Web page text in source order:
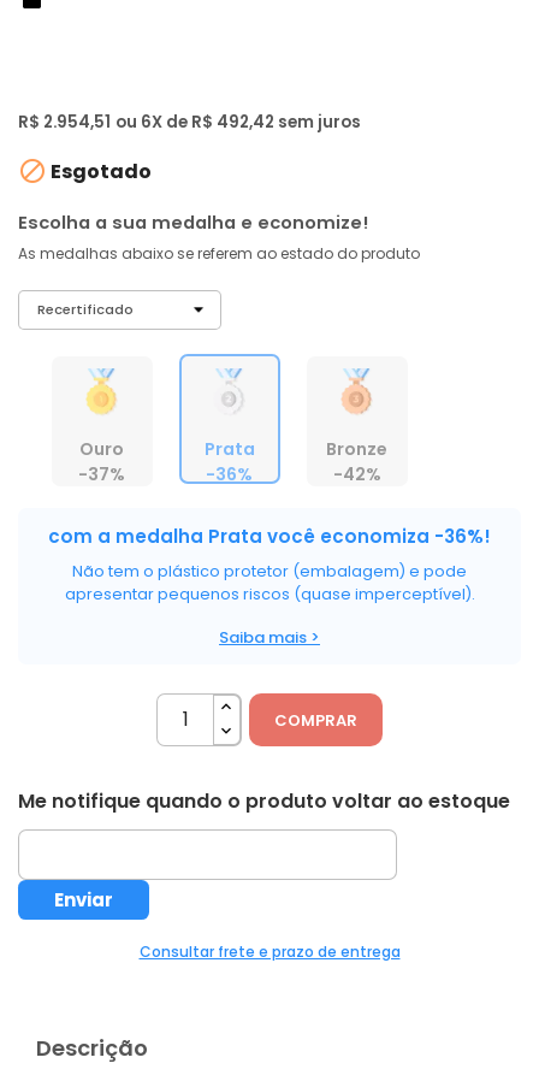
R$ 2.954,51 ou 6X de R$ 492,42 sem juros
 Esgotado
Escolha a sua medalha e economize!
As medalhas abaixo se referem ao estado do produto
Ouro
-37%
Prata
-36%
Bronze
-42%
com a medalha Prata você economiza -36%!
Não tem o plástico protetor (embalagem) e pode
apresentar pequenos riscos (quase imperceptível).
Saiba mais >
COMPRAR
Me notifique quando o produto voltar ao estoque
Consultar frete e prazo de entrega
Descrição